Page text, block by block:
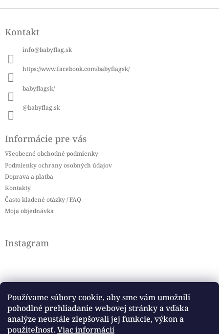
Používame súbory cookie, aby sme vám umožnili
pohodlné prehliadanie webovej stránky a vďaka
analýze neustále zlepšovali jej funkcie, výkon a
použiteľnosť. Viac informácií
i
pKontakt
info@babyflag.sk
https://www.facebook.com/babyflagsk/
babyflagsk/
@babyflag.sk
Informácie pre vás
Všeobecné obchodné podmienky
Podmienky ochrany osobných údajov
Doprava a platba
Kontakty
Často kladené otázky / FAQ
Moja objednávka
Instagram
Sledovať na Instagrame